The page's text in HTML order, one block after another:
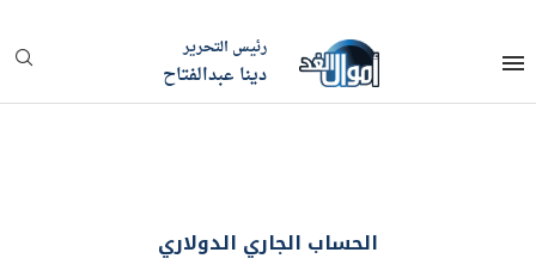
رئيس التحرير
دينا عبدالفتاح